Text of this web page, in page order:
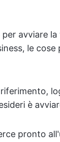
avviare
le
è
pronto